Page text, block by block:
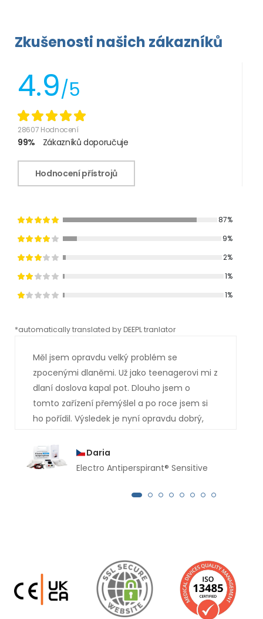
Zkušenosti našich zákazníků
4.9/5
28607 Hodnocení
99% Zákazníků doporučuje
Hodnocení přístrojů
87%
9%
2%
1%
1%
*automatically translated by DEEPL tranlator
Měl jsem opravdu velký problém se
zpocenými dlaněmi. Už jako teenagerovi mi z
dlaní doslova kapal pot. Dlouho jsem o
tomto zařízení přemýšlel a po roce jsem si
ho pořídil. Výsledek je nyní opravdu dobrý,
několik měsíců mi z rukou neukápla ani
kapka potu.
Daria
Electro Antiperspirant® Sensitive